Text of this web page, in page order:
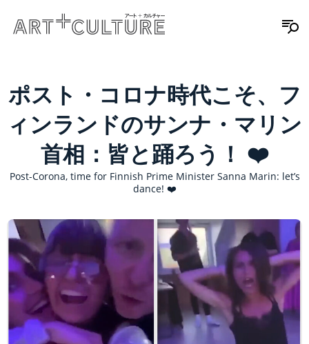
ポスト・コロナ時代こそ、フ
ィンランドのサンナ・マリン
首相：皆と踊ろう！ ❤️
Post-Corona, time for Finnish Prime Minister Sanna Marin: let’s
dance! ❤️